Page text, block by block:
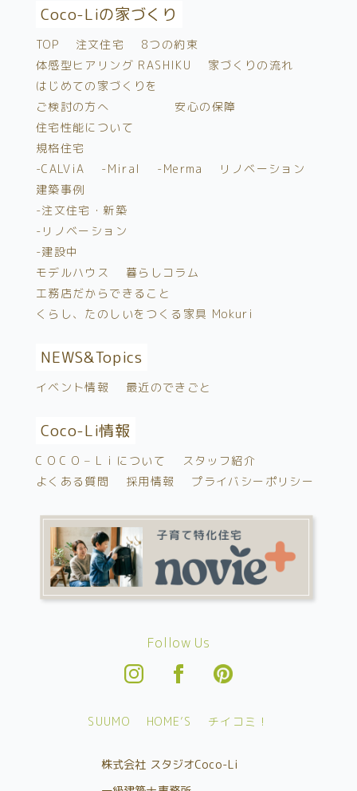
Coco-Liの家づくり
TOP 注文住宅
8つの約束
体感型ヒアリング RASHIKU
家づくりの流れ
はじめての家づくりを
ご検討の方へ
安心の保障
住宅性能について
規格住宅
-CALViA
-Miral -Merma
リノベーション
建築事例
-注文住宅・新築
-リノベーション
-建設中
モデルハウス
暮らしコラム
工務店だからできること
くらし、たのしいをつくる家具 Mokuri
NEWS&Topics
イベント情報 最近のできごと
Coco-Li情報
C O C O – L i について
スタッフ紹介
よくある質問
採用情報 プライバシーポリシー
Follow Us
SUUMO HOME’S チイコミ！
株式会社 スタジオCoco-Li